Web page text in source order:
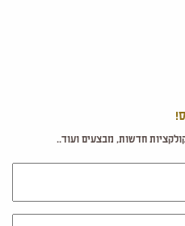
חדשות, מבצעים ועוד..